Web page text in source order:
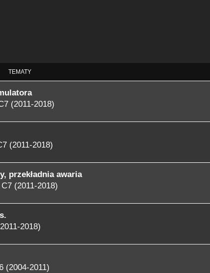
TEMATY
(2011-2018)
(2011-2018)
przekładnia awaria
(2011-2018)
2018)
(2004-2011)